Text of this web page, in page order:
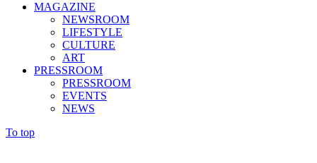
MAGAZINE
NEWSROOM
LIFESTYLE
CULTURE
ART
PRESSROOM
PRESSROOM
EVENTS
NEWS
To top